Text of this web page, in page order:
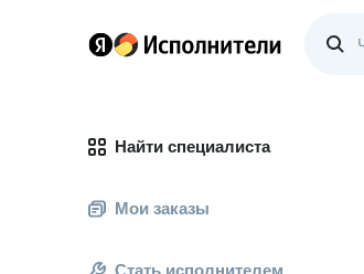
Найти специалиста
Мои заказы
Стать исполнителем